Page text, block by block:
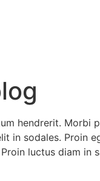
hendrerit.
in sodales. Proin
luctus diam in